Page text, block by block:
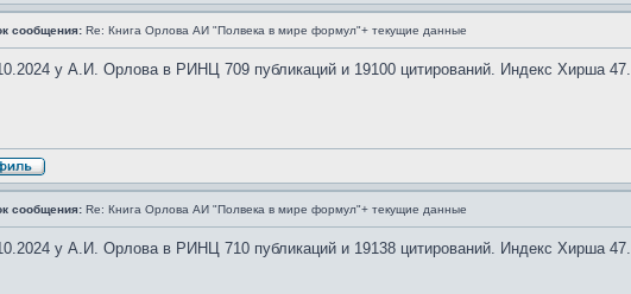
сообщения: Re: Книга Орлова АИ "Полвека в мире формул"+ текущие данные
у А.И. Орлова в РИНЦ 709 публикаций и 19100 цитирований. Индекс Хирша 47.
сообщения: Re: Книга Орлова АИ "Полвека в мире формул"+ текущие данные
у А.И. Орлова в РИНЦ 710 публикаций и 19138 цитирований. Индекс Хирша 47.